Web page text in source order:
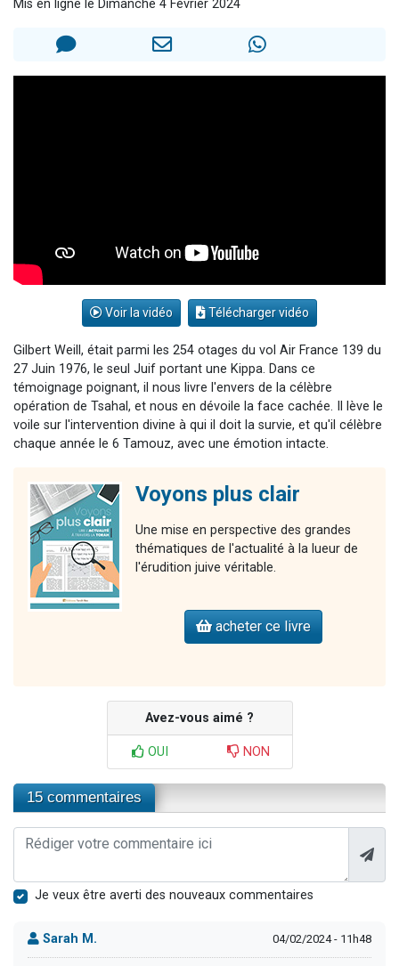
2 personnes viennent de faire un don pour Reloger Rivka, 6 enfants, victime de violences...
Mis en ligne le Dimanche 4 Février 2024
Voir la vidéo Télécharger vidéo
Gilbert Weill, était parmi les 254 otages du vol Air France 139 du
27 Juin 1976, le seul Juif portant une Kippa. Dans ce
témoignage poignant, il nous livre l'envers de la célèbre
opération de Tsahal, et nous en dévoile la face cachée. Il lève le
voile sur l'intervention divine à qui il doit la survie, et qu'il célèbre
chaque année le 6 Tamouz, avec une émotion intacte.
Voyons plus clair
Une mise en perspective des grandes
thématiques de l'actualité à la lueur de
l'érudition juive véritable.
acheter ce livre
Avez-vous aimé ?
OUI NON
15 commentaires
Je veux être averti des nouveaux commentaires
Sarah M. 04/02/2024 - 11h48